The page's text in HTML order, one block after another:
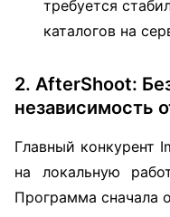
требуется
каталогов на
2. AfterShoot:
независимость
Главный конкурент
на локальную
Программа сначала